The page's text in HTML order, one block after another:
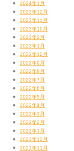
2024年1月
2023年12月
2023年11月
2023年10月
2023年2月
2023年1月
2022年12月
2022年9月
2022年8月
2022年7月
2022年6月
2022年5月
2022年4月
2022年3月
2022年2月
2022年1月
2021年12月
2021年11月